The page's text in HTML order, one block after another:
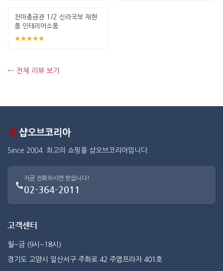
천마총금관 1/2 신라국보 재현
품 인테리어소품
★★★★★
← 전체 리뷰 보기
Since 2004. 최고의 쇼핑몰 샵오브코리아입니다.
지금 전화하시면 받습니다!
02-364-2011
고객센터
월~금 (9시~18시)
경기도 고양시 일산서구 주화로 42 주엽프라자 401호